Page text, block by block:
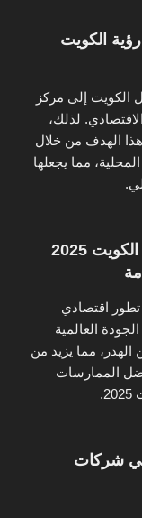
الكويت
الكويت 2025 إلى تحويل الكويت إلى مركز
لذلك،
في تحقيق هذا الهدف من خلال
مما يجعلها
تطور اقتصادي
العالمية
مما يزيد من
الممارسات
تطبيق شهادة الأيزو 9001 في شركات